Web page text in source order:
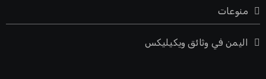
منوعات
اليمن في وثائق ويكيليكس